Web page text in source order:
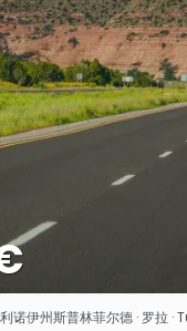
看到
诺伊州斯普林菲尔德 · 罗拉